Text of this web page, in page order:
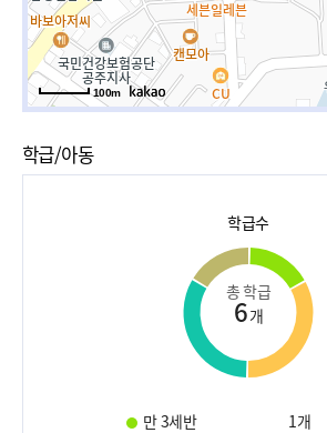
100m
학급/아동
학급수
총 학급
6개
만 3세반 1개